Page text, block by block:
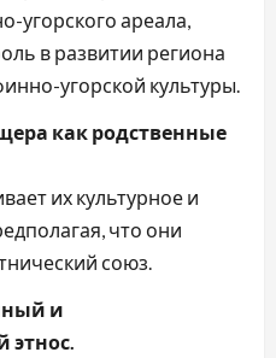
угорского ареала,
в развитии региона
угорской культуры.
как родственные
их культурное и
что они
союз.
и